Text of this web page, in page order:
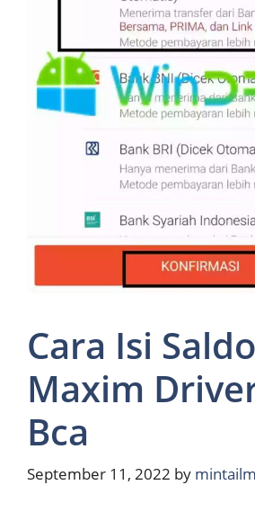
Cara Isi Saldo
Maxim
Bca
September 11, 2022 by